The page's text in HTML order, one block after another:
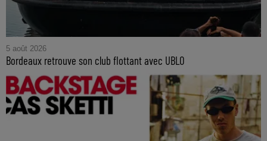
5 août 2026
Bordeaux retrouve son club flottant avec UBLO